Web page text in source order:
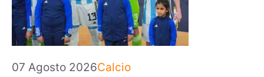
07 Agosto 2026Categorie
Calcio